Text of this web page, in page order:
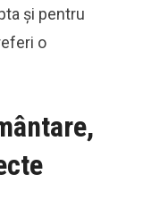
și pentru
o